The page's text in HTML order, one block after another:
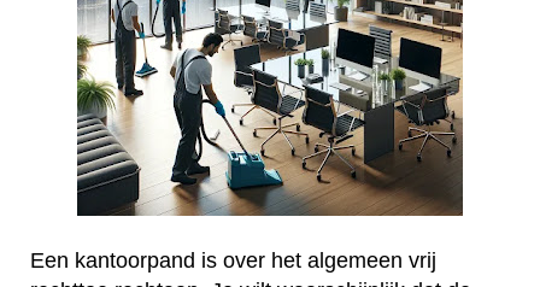
Een kantoorpand is over het algemeen vrij